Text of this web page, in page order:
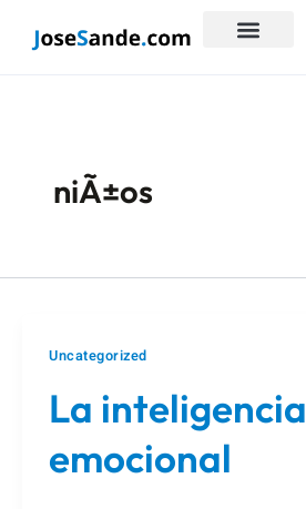
niÃ±os
Uncategorized
La inteligencia
emocional
de